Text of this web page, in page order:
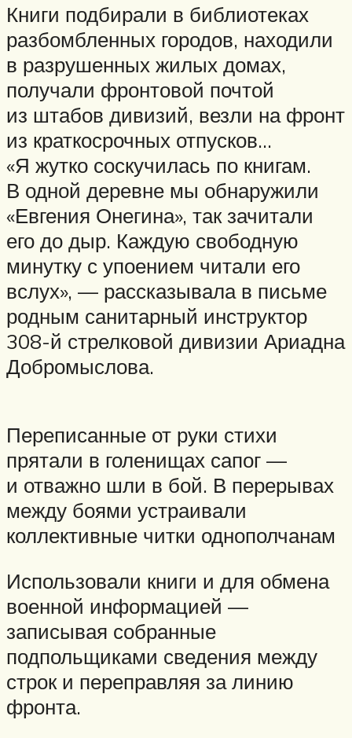
Книги подбирали в библиотеках
разбомбленных городов, находили
в разрушенных жилых домах,
получали фронтовой почтой
из штабов дивизий, везли на фронт
из краткосрочных отпусков…
«Я жутко соскучилась по книгам.
В одной деревне мы обнаружили
«Евгения Онегина», так зачитали
его до дыр. Каждую свободную
минутку с упоением читали его
вслух», — рассказывала в письме
родным санитарный инструктор
308-й стрелковой дивизии Ариадна
Добромыслова.
Переписанные от руки стихи
прятали в голенищах сапог —
и отважно шли в бой. В перерывах
между боями устраивали
коллективные читки однополчанам
Использовали книги и для обмена
военной информацией —
записывая собранные
подпольщиками сведения между
строк и переправляя за линию
фронта.